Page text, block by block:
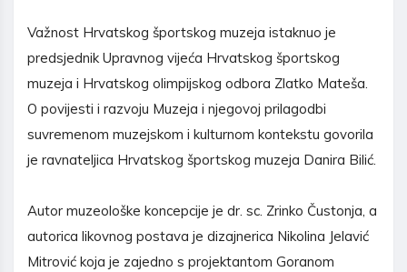
Važnost Hrvatskog športskog muzeja istaknuo je
predsjednik Upravnog vijeća Hrvatskog športskog
muzeja i Hrvatskog olimpijskog odbora Zlatko Mateša.
O povijesti i razvoju Muzeja i njegovoj prilagodbi
suvremenom muzejskom i kulturnom kontekstu govorila
je ravnateljica Hrvatskog športskog muzeja Danira Bilić.
Autor muzeološke koncepcije je dr. sc. Zrinko Čustonja, a
autorica likovnog postava je dizajnerica Nikolina Jelavić
Mitrović koja je zajedno s projektantom Goranom